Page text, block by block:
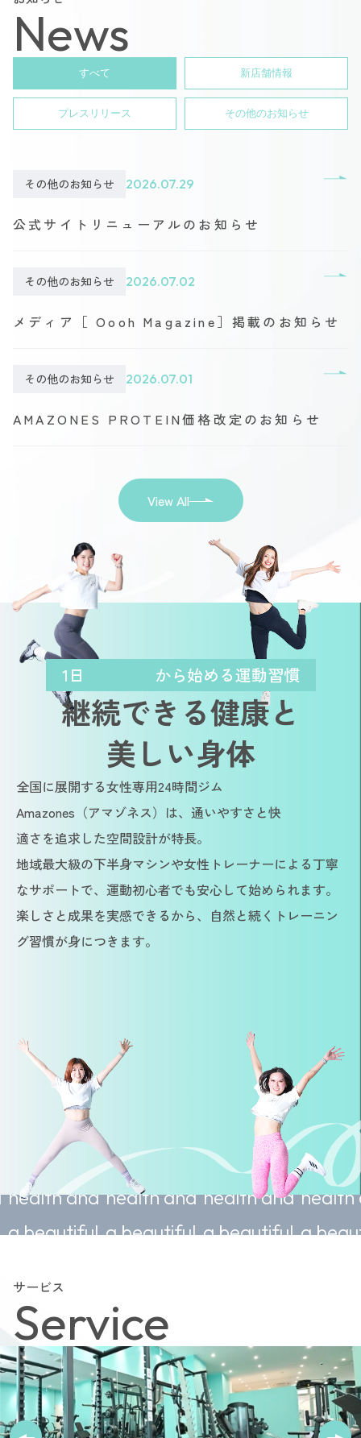
News
すべて 新店舗情報
プレスリリース その他のお知らせ
その他のお知らせ 2026.07.29
公式サイトリニューアルのお知らせ
その他のお知らせ 2026.07.02
メディア［ Oooh Magazine］掲載のお知らせ
その他のお知らせ 2026.07.01
AMAZONES PROTEIN価格改定のお知らせ
View All
1日 から始める運動習慣
継続できる健康と
美しい身体
全国に展開する女性専用24時間ジム
Amazones（アマゾネス）は、通いやすさと快
適さを追求した空間設計が特長。
地域最大級の下半身マシンや女性トレーナーによる丁寧
なサポートで、運動初心者でも安心して始められます。
楽しさと成果を実感できるから、自然と続くトレーニン
グ習慣が身につきます。
Sustainable
health and
a beautiful
Sustainable
health and
a beautiful
Sustainable
health and
a beautiful a
サービス
Service